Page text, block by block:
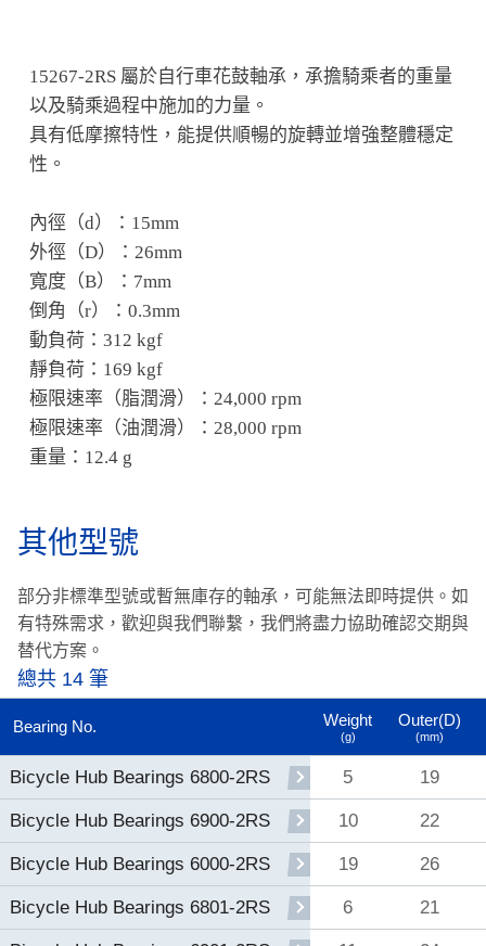
15267-2RS 屬於自行車花鼓軸承，承擔騎乘者的重量
以及騎乘過程中施加的力量。
具有低摩擦特性，能提供順暢的旋轉並增強整體穩定
性。
內徑（d）：15mm
外徑（D）：26mm
寬度（B）：7mm
倒角（r）：0.3mm
動負荷：312 kgf
靜負荷：169 kgf
極限速率（脂潤滑）：24,000 rpm
極限速率（油潤滑）：28,000 rpm
重量：12.4 g
其他型號
部分非標準型號或暫無庫存的軸承，可能無法即時提供。 如
有特殊需求，歡迎與我們聯繫，我們將盡力協助確認交期與
替代方案。
總共 14 筆
Bearing No. Weight
(g)
Outer(D)
(mm)
Bicycle Hub Bearings 6800-2RS 5 19
Bicycle Hub Bearings 6900-2RS 10 22
Bicycle Hub Bearings 6000-2RS 19 26
Bicycle Hub Bearings 6801-2RS 6 21